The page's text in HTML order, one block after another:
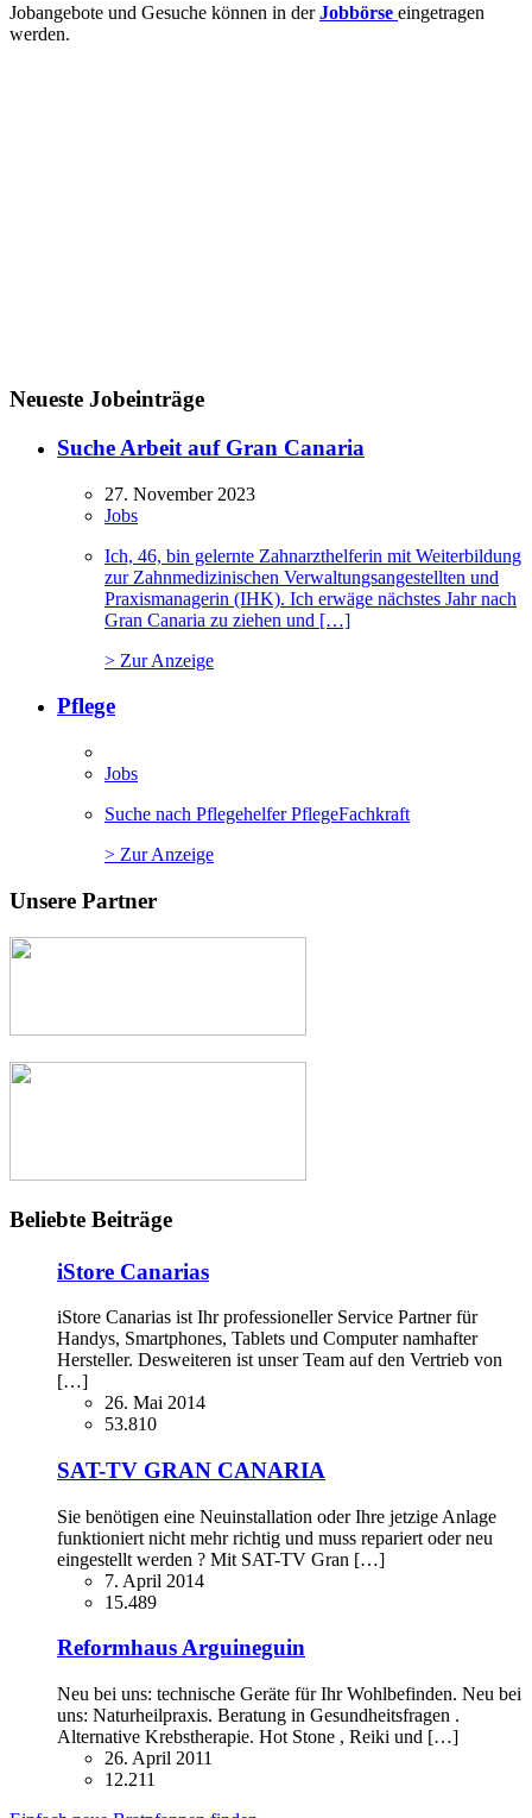
Jobangebote und Gesuche können in derJobbörse eingetragen
werden.
Neueste Jobeinträge
Suche Arbeit auf Gran Canaria
27. November 2023
Jobs
Ich, 46, bin gelernte Zahnarzthelferin mit Weiterbildung
zur Zahnmedizinischen Verwaltungsangestellten und
Praxismanagerin (IHK). Ich erwäge nächstes Jahr nach
Gran Canaria zu ziehen und […]
> Zur Anzeige
Pflege
Jobs
Suche nach Pflegehelfer PflegeFachkraft
> Zur Anzeige
Unsere Partner
Beliebte Beiträge
iStore Canarias
iStore Canarias ist Ihr professioneller Service Partner für
Handys, Smartphones, Tablets und Computer namhafter
Hersteller. Desweiteren ist unser Team auf den Vertrieb von
[…]
26. Mai 2014
53.810
SAT-TV GRAN CANARIA
Sie benötigen eine Neuinstallation oder Ihre jetzige Anlage
funktioniert nicht mehr richtig und muss repariert oder neu
eingestellt werden ? Mit SAT-TV Gran […]
7. April 2014
15.489
Reformhaus Arguineguin
Neu bei uns: technische Geräte für Ihr Wohlbefinden. Neu bei
uns: Naturheilpraxis. Beratung in Gesundheitsfragen .
Alternative Krebstherapie. Hot Stone , Reiki und […]
26. April 2011
12.211